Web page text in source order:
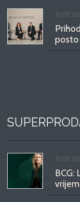
posto
BCG: